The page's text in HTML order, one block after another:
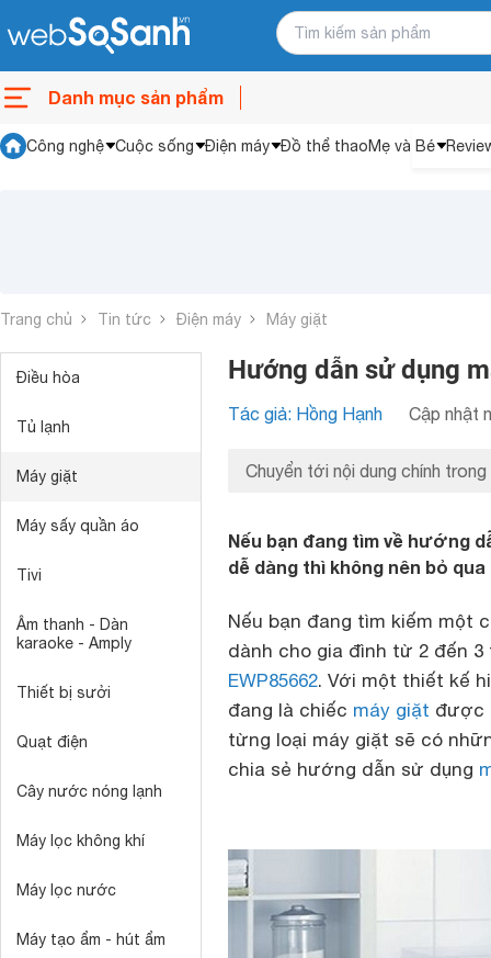
Danh mục sản phẩm
Công nghệ Cuộc sống Điện máy Đồ thể thaoMẹ và Bé
Trang chủ Tin tức Điện máy Máy giặt
Điều hòa
Tủ lạnh
Máy giặt
Máy sấy quần áo
Tivi
Âm thanh - Dàn
karaoke - Amply
Thiết bị sưởi
Quạt điện
Cây nước nóng lạnh
Máy lọc không khí
Máy lọc nước
Máy tạo ẩm - hút ẩm
Hướng dẫn sử dụng
Tác giả: Hồng Hạnh Cập nhật
Chuyển tới nội dung chính trong
Nếu bạn đang tìm về hướng
dễ dàng thì không nên bỏ
Nếu bạn đang tìm kiếm một
dành cho gia đình từ 2 đến
EWP85662. Với một thiết kế
đang là chiếc máy giặt được
từng loại máy giặt sẽ có
chia sẻ hướng dẫn sử dụng